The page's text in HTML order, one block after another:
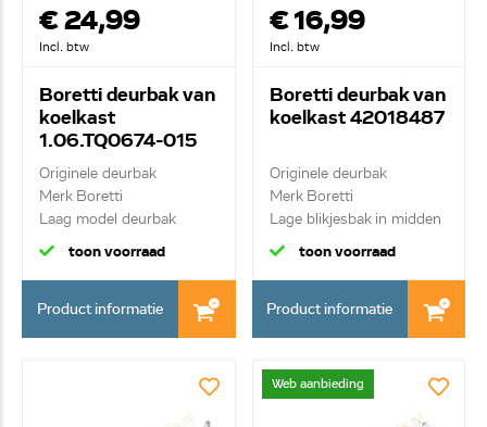
€ 24,99
Incl. btw
Boretti deurbak van
koelkast
1.06.TQ0674-015
Originele deurbak
Merk Boretti
Laag model deurbak
boven in...
toon voorraad
Product informatie
€ 16,99
Incl. btw
Boretti deurbak van
koelkast 42018487
Originele deurbak
Merk Boretti
Lage blikjesbak in midden
v...
toon voorraad
Product informatie
Web aanbieding